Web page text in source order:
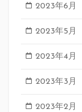
2023年6月
2023年5月
2023年4月
2023年3月
2023年2月